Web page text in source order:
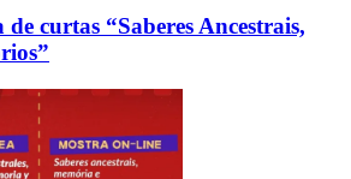
curtas “Saberes Ancestrais,